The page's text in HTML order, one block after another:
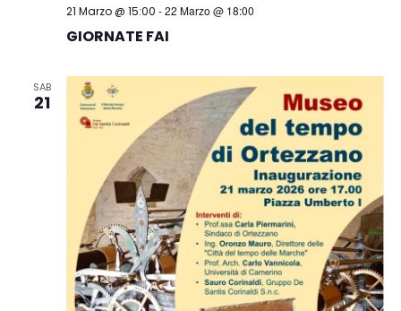
21 Marzo @ 15:00 -22 Marzo @ 18:00
GIORNATE FAI
SAB
21